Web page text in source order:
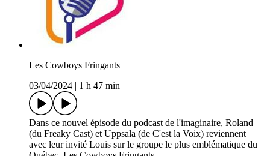
Les Cowboys Fringants
03/04/2024
1 h 47 min
Dans ce nouvel épisode du podcast de l'imaginaire, Roland
(du Freaky Cast) et Uppsala (de C'est la Voix) reviennent
avec leur invité Louis sur le groupe le plus emblématique du